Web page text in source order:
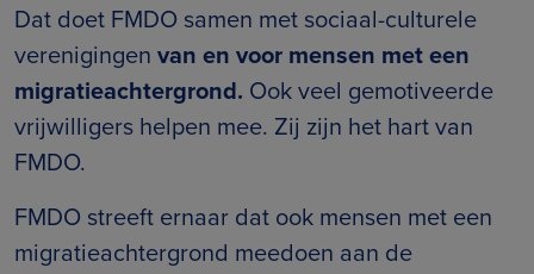
Dat doet FMDO samen met sociaal-culturele
verenigingen van en voor mensen met een
migratieachtergrond. Ook veel gemotiveerde
vrijwilligers helpen mee. Zij zijn het hart van
FMDO.
FMDO streeft ernaar dat ook mensen met een
migratieachtergrond meedoen aan de